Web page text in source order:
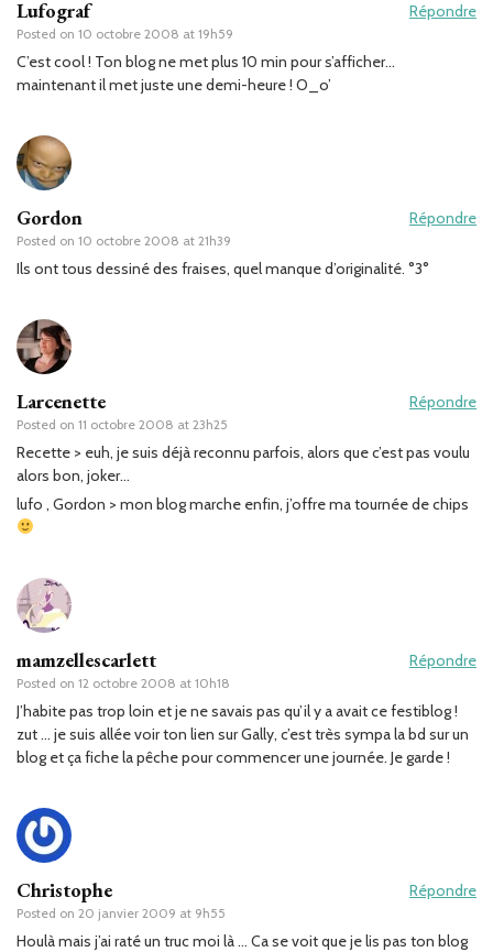
Lufograf
Posted on 10 octobre 2008 at 19h59
Répondre
C’est cool ! Ton blog ne met plus 10 min pour s’afficher…
maintenant il met juste une demi-heure ! O_o’
Gordon
Posted on 10 octobre 2008 at 21h39
Répondre
Ils ont tous dessiné des fraises, quel manque d’originalité. °3°
Larcenette
Posted on 11 octobre 2008 at 23h25
Répondre
Recette > euh, je suis déjà reconnu parfois, alors que c’est pas voulu
alors bon, joker…
lufo , Gordon > mon blog marche enfin, j’offre ma tournée de chips
mamzellescarlett
Posted on 12 octobre 2008 at 10h18
Répondre
J’habite pas trop loin et je ne savais pas qu’il y a avait ce festiblog !
zut … je suis allée voir ton lien sur Gally, c’est très sympa la bd sur un
blog et ça fiche la pêche pour commencer une journée. Je garde !
Christophe
Posted on 20 janvier 2009 at 9h55
Répondre
Houlà mais j’ai raté un truc moi là … Ca se voit que je lis pas ton blog